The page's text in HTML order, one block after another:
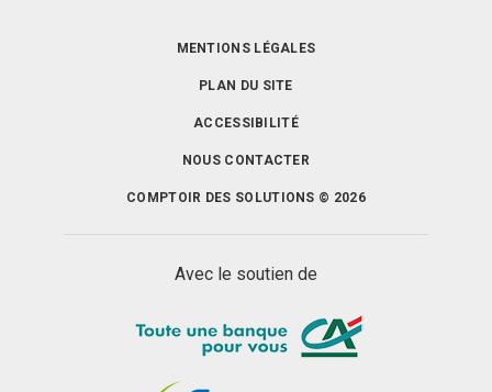
MENTIONS LÉGALES
PLAN DU SITE
ACCESSIBILITÉ
NOUS CONTACTER
COMPTOIR DES SOLUTIONS © 2026
Avec le soutien de